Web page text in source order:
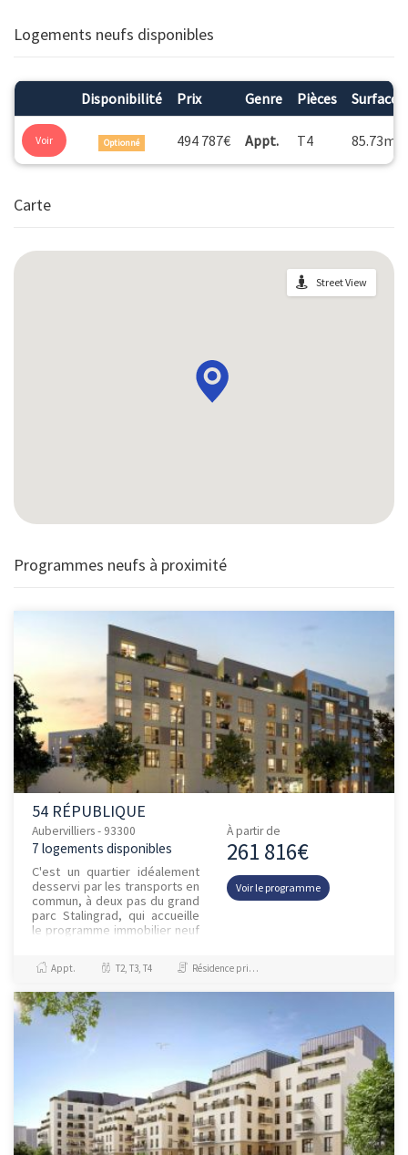
Logements neufs disponibles
Disponibilité Prix Genre Pièces Surface
Voir Optionné 494 787€ Appt. T4 85.73m
Carte
Street View
Programmes neufs à proximité
54 RÉPUBLIQUE
Aubervilliers - 93300
7 logements disponibles
C'est un quartier idéalement
desservi par les transports en
commun, à deux pas du grand
parc Stalingrad, qui accueille
le programme immobilier neuf
RT 2012 est no...
À partir de
261 816€
Voir le programme
Appt. T2, T3, T4 Résidence principale / PTZ